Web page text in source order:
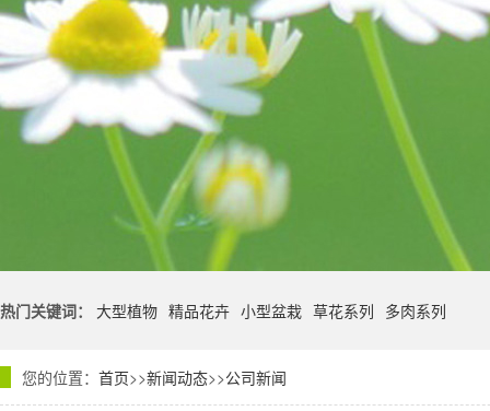
热门关键词： 大型植物 精品花卉 小型盆栽 草花系列 多肉系列
您的位置： 首页>>新闻动态>>公司新闻